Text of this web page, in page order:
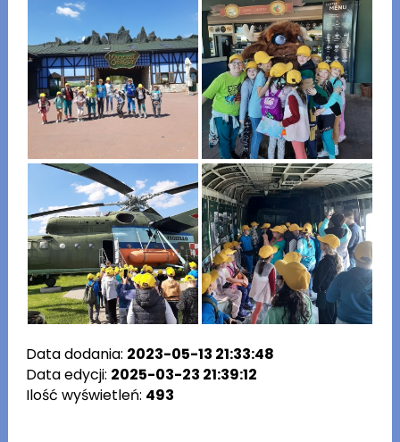
Data dodania: 2023-05-13 21:33:48
Data edycji: 2025-03-23 21:39:12
Ilość wyświetleń: 493